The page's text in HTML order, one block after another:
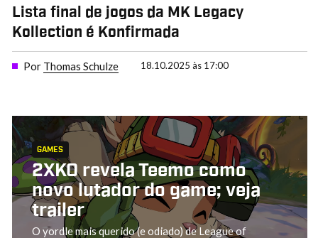
Lista final de jogos da MK Legacy
Kollection é Konfirmada
Por Thomas Schulze 18.10.2025 às 17:00
GAMES
2XKO revela Teemo como
novo lutador do game; veja
trailer
O yordle mais querido (e odiado) de League of